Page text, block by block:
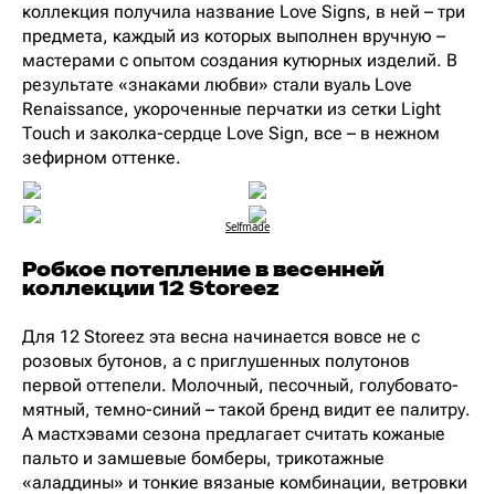
коллекция получила название Love Signs, в ней – три
предмета, каждый из которых выполнен вручную –
мастерами с опытом создания кутюрных изделий. В
результате «знаками любви» стали вуаль Love
Renaissance, укороченные перчатки из сетки Light
Touch и заколка-сердце Love Sign, все – в нежном
зефирном оттенке.
Selfmade
Робкое потепление в весенней
коллекции 12 Storeez
Для 12 Storeez эта весна начинается вовсе не с
розовых бутонов, а с приглушенных полутонов
первой оттепели. Молочный, песочный, голубовато-
мятный, темно-синий – такой бренд видит ее палитру.
А мастхэвами сезона предлагает считать кожаные
пальто и замшевые бомберы, трикотажные
«аладдины» и тонкие вязаные комбинации, ветровки